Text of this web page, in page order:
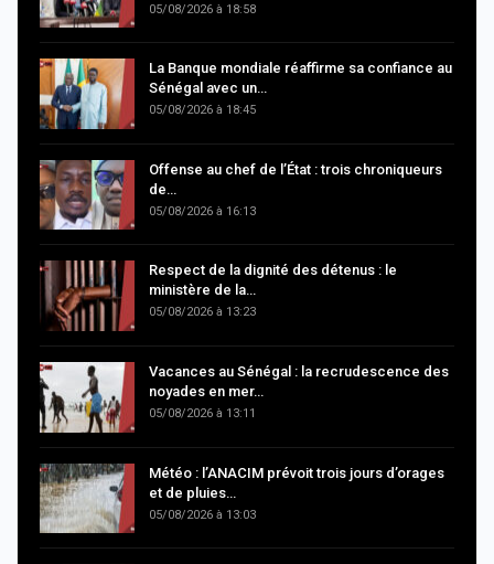
05/08/2026 à 18:58
La Banque mondiale réaffirme sa confiance au
Sénégal avec un…
05/08/2026 à 18:45
Offense au chef de l’État : trois chroniqueurs
de…
05/08/2026 à 16:13
Respect de la dignité des détenus : le
ministère de la…
05/08/2026 à 13:23
Vacances au Sénégal : la recrudescence des
noyades en mer…
05/08/2026 à 13:11
Météo : l’ANACIM prévoit trois jours d’orages
et de pluies…
05/08/2026 à 13:03